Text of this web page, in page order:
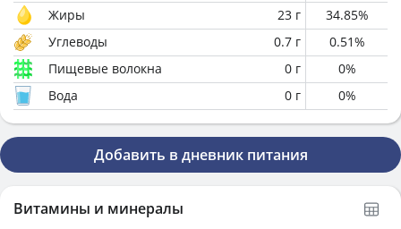
Жиры
23 г 34.85%
Углеводы
0.7 г 0.51%
Пищевые волокна
0 г 0%
Вода
0 г 0%
Добавить в дневник питания
Витамины и минералы